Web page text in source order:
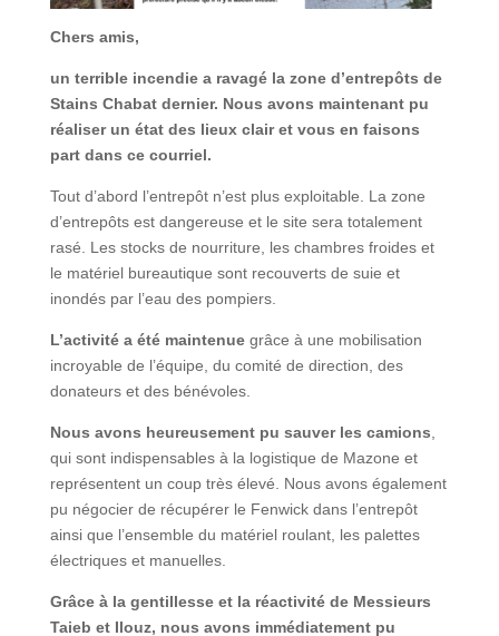
Chers amis,
un terrible incendie a ravagé la zone d’entrepôts de
Stains Chabat dernier. Nous avons maintenant pu
réaliser un état des lieux clair et vous en faisons
part dans ce courriel.
Tout d’abord l’entrepôt n’est plus exploitable. La zone
d’entrepôts est dangereuse et le site sera totalement
rasé. Les stocks de nourriture, les chambres froides et
le matériel bureautique sont recouverts de suie et
inondés par l’eau des pompiers.
L’activité a été maintenuegrâce à une mobilisation
incroyable de l’équipe, du comité de direction, des
donateurs et des bénévoles.
Nous avons heureusement pu sauver les camions,
qui sont indispensables à la logistique de Mazone et
représentent un coup très élevé. Nous avons également
pu négocier de récupérer le Fenwick dans l’entrepôt
ainsi que l’ensemble du matériel roulant, les palettes
électriques et manuelles.
Grâce à la gentillesse et la réactivité de Messieurs
Taieb et Ilouz, nous avons immédiatement pu